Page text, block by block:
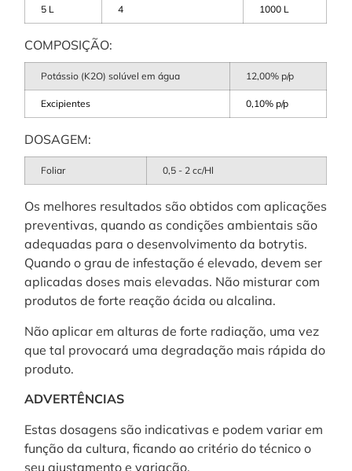
5 L 4 1000 L
COMPOSIÇÃO:
Potássio (K2O) solúvel em água 12,00% p/p
Excipientes 0,10% p/p
DOSAGEM:
Foliar 0,5 - 2 cc/Hl
Os melhores resultados são obtidos com aplicações
preventivas, quando as condições ambientais são
adequadas para o desenvolvimento da botrytis.
Quando o grau de infestação é elevado, devem ser
aplicadas doses mais elevadas. Não misturar com
produtos de forte reação ácida ou alcalina.
Não aplicar em alturas de forte radiação, uma vez
que tal provocará uma degradação mais rápida do
produto.
ADVERTÊNCIAS
Estas dosagens são indicativas e podem variar em
função da cultura, ficando ao critério do técnico o
seu ajustamento e variação.